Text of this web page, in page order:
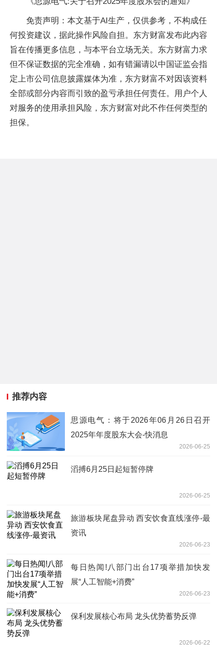
免责声明：本文基于AI生产，仅供参考，不构成任
何投资建议，据此操作风险自担。东方财富发布此内容
旨在传播更多信息，与本平台立场无关。东方财富力求
但不保证数据的完全准确，如有错漏请以中国证监会指
定上市公司信息披露媒体为准，东方财富不对因该资料
全部或部分内容而引致的盈亏承担任何责任。用户个人
对服务的使用承担风险，东方财富对此不作任何类型的
担保。
推荐内容
思源电气：将于2026年06月26日召开
2025年年度股东大会-快消息
2026-06-25
滔搏6月25日起短暂停牌
2026-06-25
旅游板块尾盘异动 西安饮食直线涨停-最
资讯
2026-06-23
每日热闻!八部门出台17项举措加快发
展“人工智能+消费”
2026-06-23
保利发展核心布局 龙头优势蓄势反弹
2026-06-22